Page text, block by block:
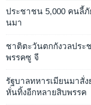
ประชาชน 5,000 คนลี้
นมา
ชาติตะวันตกกังวลประ
พรรคซู จี
รัฐบาลทหารเมียนมาสั่
หั่นทิ้งอีกหลายสิบพรรค